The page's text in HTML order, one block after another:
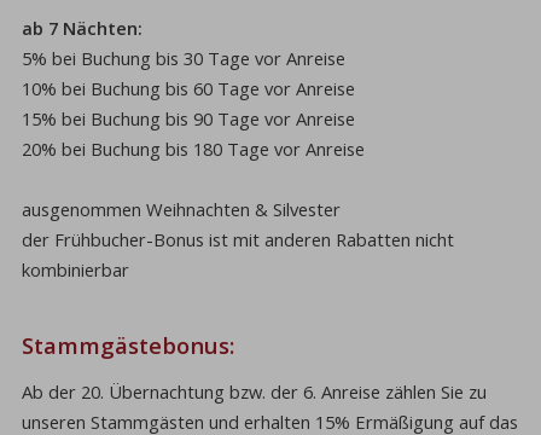
ab 7 Nächten:
5% bei Buchung bis 30 Tage vor Anreise
10% bei Buchung bis 60 Tage vor Anreise
15% bei Buchung bis 90 Tage vor Anreise
20% bei Buchung bis 180 Tage vor Anreise
ausgenommen Weihnachten & Silvester
der Frühbucher-Bonus ist mit anderen Rabatten nicht
kombinierbar
Stammgästebonus:
Ab der 20. Übernachtung bzw. der 6. Anreise zählen Sie zu
unseren Stammgästen und erhalten 15% Ermäßigung auf das